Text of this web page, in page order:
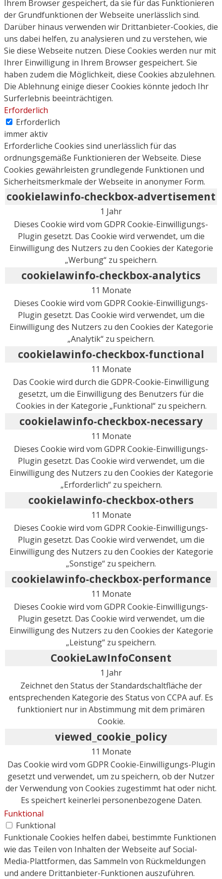
Ihrem Browser gespeichert, da sie für das Funktionieren
der Grundfunktionen der Webseite unerlässlich sind.
Darüber hinaus verwenden wir Drittanbieter-Cookies, die
uns dabei helfen, zu analysieren und zu verstehen, wie
Sie diese Webseite nutzen. Diese Cookies werden nur mit
Ihrer Einwilligung in Ihrem Browser gespeichert. Sie
haben zudem die Möglichkeit, diese Cookies abzulehnen.
Die Ablehnung einige dieser Cookies könnte jedoch Ihr
Surferlebnis beeinträchtigen.
Erforderlich
Erforderlich
immer aktiv
Erforderliche Cookies sind unerlässlich für das
ordnungsgemäße Funktionieren der Webseite. Diese
Cookies gewährleisten grundlegende Funktionen und
Sicherheitsmerkmale der Webseite in anonymer Form.
cookielawinfo-checkbox-advertisement
1 Jahr
Dieses Cookie wird vom GDPR Cookie-Einwilligungs-
Plugin gesetzt. Das Cookie wird verwendet, um die
Einwilligung des Nutzers zu den Cookies der Kategorie
„Werbung“ zu speichern.
cookielawinfo-checkbox-analytics
11 Monate
Dieses Cookie wird vom GDPR Cookie-Einwilligungs-
Plugin gesetzt. Das Cookie wird verwendet, um die
Einwilligung des Nutzers zu den Cookies der Kategorie
„Analytik“ zu speichern.
cookielawinfo-checkbox-functional
11 Monate
Das Cookie wird durch die GDPR-Cookie-Einwilligung
gesetzt, um die Einwilligung des Benutzers für die
Cookies in der Kategorie „Funktional“ zu speichern.
cookielawinfo-checkbox-necessary
11 Monate
Dieses Cookie wird vom GDPR Cookie-Einwilligungs-
Plugin gesetzt. Das Cookie wird verwendet, um die
Einwilligung des Nutzers zu den Cookies der Kategorie
„Erforderlich“ zu speichern.
cookielawinfo-checkbox-others
11 Monate
Dieses Cookie wird vom GDPR Cookie-Einwilligungs-
Plugin gesetzt. Das Cookie wird verwendet, um die
Einwilligung des Nutzers zu den Cookies der Kategorie
„Sonstige“ zu speichern.
cookielawinfo-checkbox-performance
11 Monate
Dieses Cookie wird vom GDPR Cookie-Einwilligungs-
Plugin gesetzt. Das Cookie wird verwendet, um die
Einwilligung des Nutzers zu den Cookies der Kategorie
„Leistung“ zu speichern.
CookieLawInfoConsent
1 Jahr
Zeichnet den Status der Standardschaltfläche der
entsprechenden Kategorie des Status von CCPA auf. Es
funktioniert nur in Abstimmung mit dem primären
Cookie.
viewed_cookie_policy
11 Monate
Das Cookie wird vom GDPR Cookie-Einwilligungs-Plugin
gesetzt und verwendet, um zu speichern, ob der Nutzer
der Verwendung von Cookies zugestimmt hat oder nicht.
Es speichert keinerlei personenbezogene Daten.
Funktional
Funktional
Funktionale Cookies helfen dabei, bestimmte Funktionen
wie das Teilen von Inhalten der Webseite auf Social-
Media-Plattformen, das Sammeln von Rückmeldungen
und andere Drittanbieter-Funktionen auszuführen.